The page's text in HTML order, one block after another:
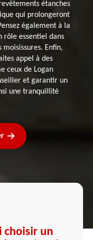
étanches
qui prolongeront
également à la
rôle essentiel dans
Enfin,
appel à des
ceux de Logan
et garantir un
une tranquillité
choisir un